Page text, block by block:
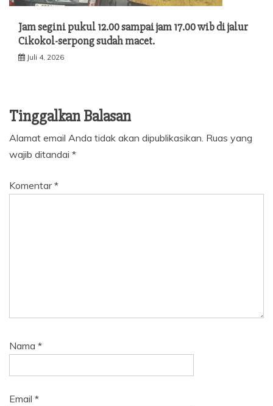
Jam segini pukul 12.00 sampai jam 17.00 wib di jalur
Cikokol-serpong sudah macet.
Juli 4, 2026
Tinggalkan Balasan
Alamat email Anda tidak akan dipublikasikan. Ruas yang
wajib ditandai *
Komentar*
Nama *
Email *